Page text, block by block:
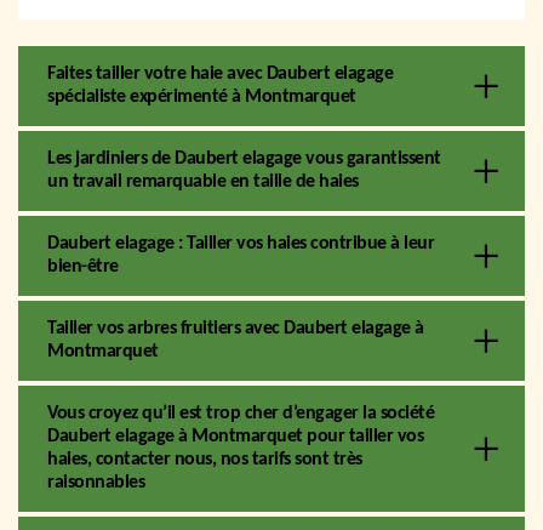
Faites tailler votre haie avec Daubert elagage
spécialiste expérimenté à Montmarquet
Les jardiniers de Daubert elagage vous garantissent
un travail remarquable en taille de haies
Daubert elagage : Tailler vos haies contribue à leur
bien-être
Tailler vos arbres fruitiers avec Daubert elagage à
Montmarquet
Vous croyez qu’il est trop cher d’engager la société
Daubert elagage à Montmarquet pour tailler vos
haies, contacter nous, nos tarifs sont très
raisonnables